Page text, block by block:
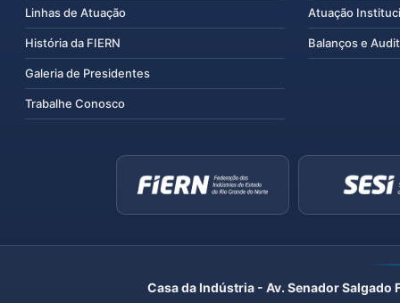
Linhas de Atuação
História da FIERN
Galeria de Presidentes
Trabalhe Conosco
Atuação
Balanços e
Casa da Indústria - Av. Senador